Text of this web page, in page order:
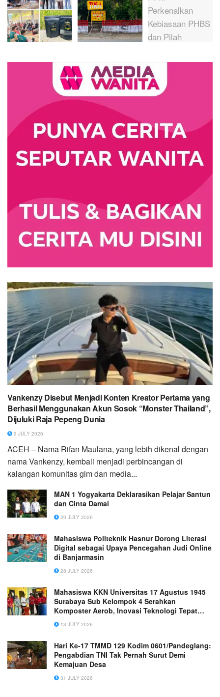
Vankenzy Disebut Menjadi Konten Kreator Pertama yang
Berhasil Menggunakan Akun Sosok “Monster Thailand”,
Dijuluki Raja Pepeng Dunia
9 JULY 2026
ACEH – Nama Rifan Maulana, yang lebih dikenal dengan
nama Vankenzy, kembali menjadi perbincangan di
kalangan komunitas gim dan media...
MAN 1 Yogyakarta Deklarasikan Pelajar Santun
dan Cinta Damai
20 JULY 2026
Mahasiswa Politeknik Hasnur Dorong Literasi
Digital sebagai Upaya Pencegahan Judi Online
di Banjarmasin
28 JULY 2026
Mahasiswa KKN Universitas 17 Agustus 1945
Surabaya Sub Kelompok 4 Serahkan
Komposter Aerob, Inovasi Teknologi Tepat
Guna untuk Desa Raci Kulon.
13 JULY 2026
Hari Ke-17 TMMD 129 Kodim 0601/Pandeglang:
Pengabdian TNI Tak Pernah Surut Demi
Kemajuan Desa
31 JULY 2026